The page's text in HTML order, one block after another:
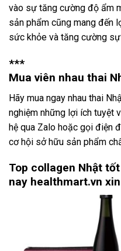
vào sự tăng cường độ ẩm
sản phẩm cũng mang đến
sức khỏe và tăng cường sự
***
Mua viên nhau thai
Hãy mua ngay nhau thai
nghiệm những lợi ích tuyệt
hệ qua Zalo hoặc gọi điện
cơ hội sở hữu sản phẩm
Top collagen Nhật
nay healthmart.vn